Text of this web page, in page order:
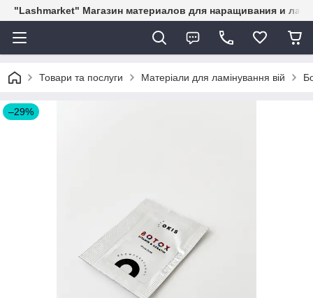
"Lashmarket" Магазин материалов для наращивания и
Товари та послуги Матеріали для ламінування вій
–29%